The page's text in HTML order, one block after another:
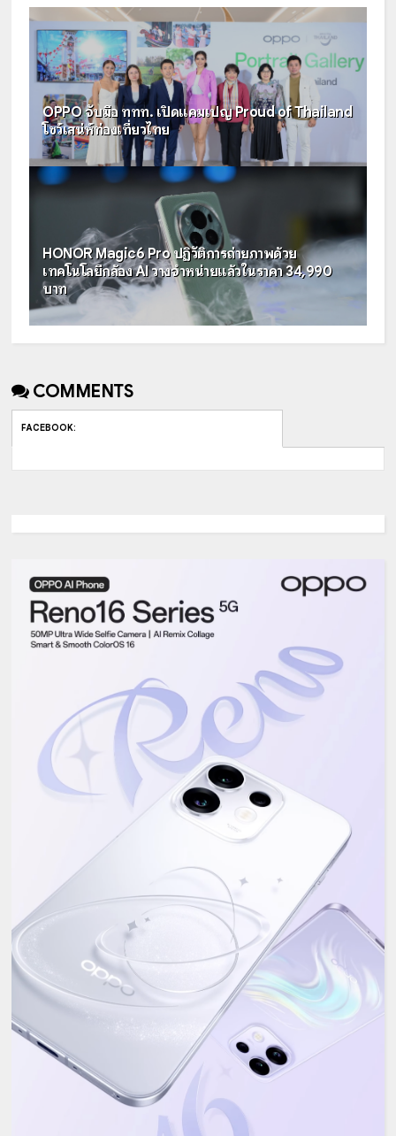
OPPO จับมือ ททท. เปิดแคมเปญ Proud of Thailand
โชว์เสน่ห์ท่องเที่ยวไทย
HONOR Magic6 Pro ปฏิวัติการถ่ายภาพด้วย
เทคโนโลยีกล้อง AI วางจำหน่ายแล้วในราคา 34,990
บาท
COMMENTS
FACEBOOK: